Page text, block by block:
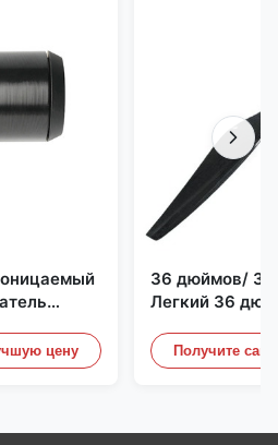
лодки для
цену
36 дюймов/
Легкий 36
Пропеллерные
Дронного
Получите